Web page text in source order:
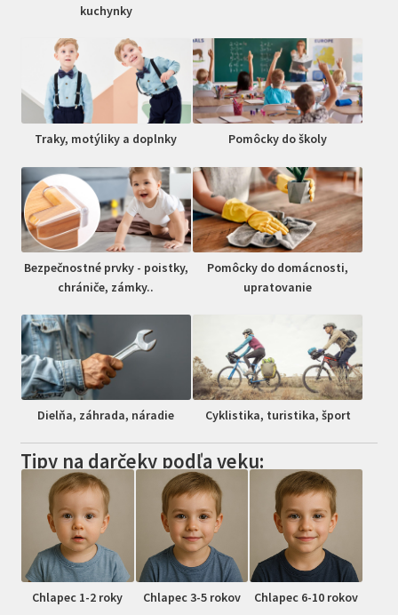
kuchynky
Traky, motýliky a doplnky Pomôcky do školy
Bezpečnostné prvky - poistky,
chrániče, zámky..
Pomôcky do domácnosti,
upratovanie
Dielňa, záhrada, náradie Cyklistika, turistika, šport
Tipy na darčeky podľa veku:
Chlapec 1-2 roky Chlapec 3-5 rokov Chlapec 6-10 rokov